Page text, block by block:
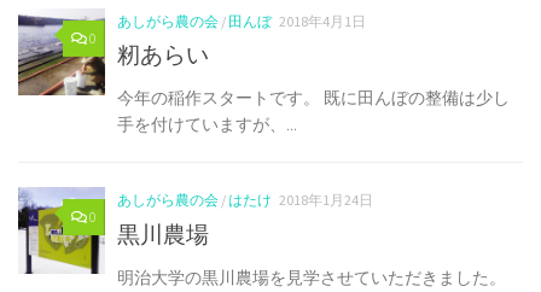
0
あしがら農の会 / 田んぼ 2018年4月1日
籾あらい
今年の稲作スタートです。 既に田んぼの整備は少し
手を付けていますが、...
0
あしがら農の会 /はたけ 2018年1月24日
黒川農場
明治大学の黒川農場を見学させていただきました。